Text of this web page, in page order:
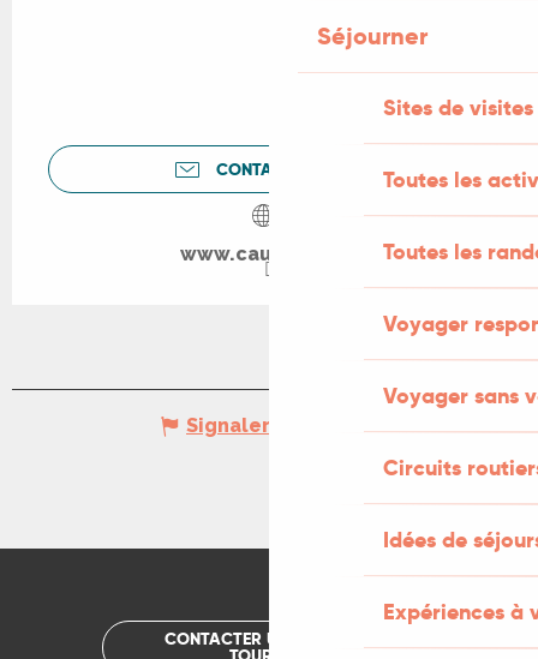
Séjourner
Sites de visites
Toutes les
Toutes les
Voyager
Voyager sans
Circuits
Idées de
Expériences à
CONTACTEZ-NOUS
www.cauvaldor.fr
Signaler une erreur
CONTACTER UN OFFICE DE